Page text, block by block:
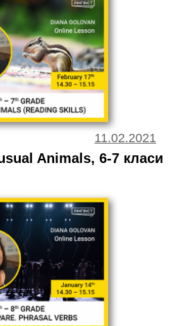
11.02.2021
Animals, 6-7 класи